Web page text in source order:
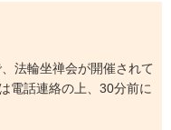
法輪坐禅会が開催されて
電話連絡の上、30分前に